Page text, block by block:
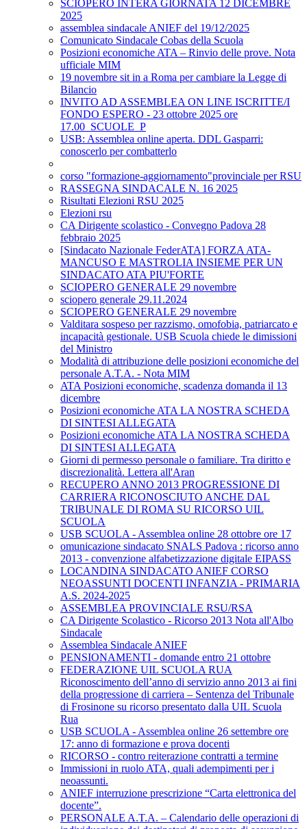
SCIOPERO INTERA GIORNATA 12 DICEMBRE
2025
assemblea sindacale ANIEF del 19/12/2025
Comunicato Sindacale Cobas della Scuola
Posizioni economiche ATA – Rinvio delle prove. Nota
ufficiale MIM
19 novembre sit in a Roma per cambiare la Legge di
Bilancio
INVITO AD ASSEMBLEA ON LINE ISCRITTE/I
FONDO ESPERO - 23 ottobre 2025 ore
17.00_SCUOLE_P
USB: Assemblea online aperta. DDL Gasparri:
conoscerlo per combatterlo
corso "formazione-aggiornamento"provinciale per RSU
RASSEGNA SINDACALE N. 16 2025
Risultati Elezioni RSU 2025
Elezioni rsu
CA Dirigente scolastico - Convegno Padova 28
febbraio 2025
[Sindacato Nazionale FederATA] FORZA ATA-
MANCUSO E MASTROLIA INSIEME PER UN
SINDACATO ATA PIU'FORTE
SCIOPERO GENERALE 29 novembre
sciopero generale 29.11.2024
SCIOPERO GENERALE 29 novembre
Valditara sospeso per razzismo, omofobia, patriarcato e
incapacità gestionale. USB Scuola chiede le dimissioni
del Ministro
Modalità di attribuzione delle posizioni economiche del
personale A.T.A. - Nota MIM
ATA Posizioni economiche, scadenza domanda il 13
dicembre
Posizioni economiche ATA LA NOSTRA SCHEDA
DI SINTESI ALLEGATA
Posizioni economiche ATA LA NOSTRA SCHEDA
DI SINTESI ALLEGATA
Giorni di permesso personale o familiare. Tra diritto e
discrezionalità. Lettera all'Aran
RECUPERO ANNO 2013 PROGRESSIONE DI
CARRIERA RICONOSCIUTO ANCHE DAL
TRIBUNALE DI ROMA SU RICORSO UIL
SCUOLA
USB SCUOLA - Assemblea online 28 ottobre ore 17
omunicazione sindacato SNALS Padova : ricorso anno
2013 - convenzione alfabetizzazione digitale EIPASS
LOCANDINA SINDACATO ANIEF CORSO
NEOASSUNTI DOCENTI INFANZIA - PRIMARIA
A.S. 2024-2025
ASSEMBLEA PROVINCIALE RSU/RSA
CA Dirigente Scolastico - Ricorso 2013 Nota all'Albo
Sindacale
Assemblea Sindacale ANIEF
PENSIONAMENTI - domande entro 21 ottobre
FEDERAZIONE UIL SCUOLA RUA
Riconoscimento dell’anno di servizio anno 2013 ai fini
della progressione di carriera – Sentenza del Tribunale
di Frosinone su ricorso presentato dalla UIL Scuola
Rua
USB SCUOLA - Assemblea online 26 settembre ore
17: anno di formazione e prova docenti
RICORSO - contro reiterazione contratti a termine
Immissioni in ruolo ATA, quali adempimenti per i
neoassunti.
ANIEF interruzione prescrizione “Carta elettronica del
docente”.
PERSONALE A.T.A. – Calendario delle operazioni di